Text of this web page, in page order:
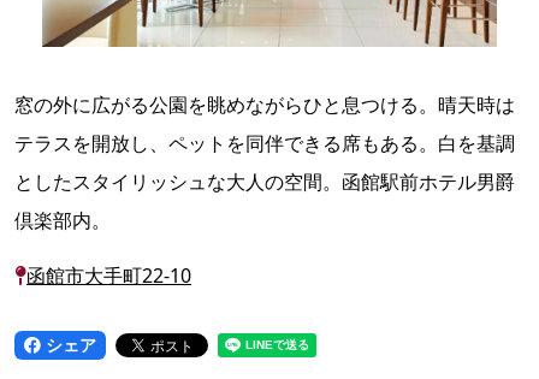
窓の外に広がる公園を眺めながらひと息つける。晴天時は
テラスを開放し、ペットを同伴できる席もある。白を基調
としたスタイリッシュな大人の空間。函館駅前ホテル男爵
倶楽部内。
函館市大手町22-10
シェア